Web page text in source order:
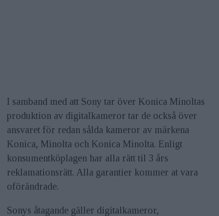
I samband med att Sony tar över Konica Minoltas
produktion av digitalkameror tar de också över
ansvaret för redan sålda kameror av märkena
Konica, Minolta och Konica Minolta. Enligt
konsumentköplagen har alla rätt til 3 års
reklamationsrätt. Alla garantier kommer at vara
oförändrade.
Sonys åtagande gäller digitalkameror,